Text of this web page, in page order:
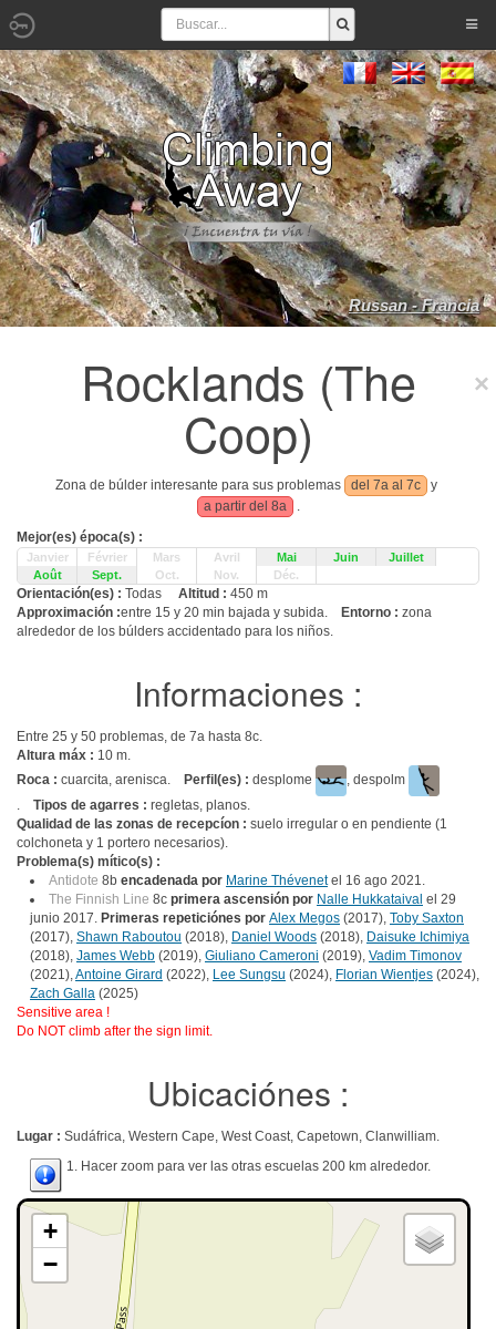
Russan - Francia
Rocklands (The
Coop)
Zona de búlder interesante para sus problemas del 7a al 7c
y
a partir del 8a
.
Mejor(es) época(s) :
Janvier Février Mars Avril Mai Juin
Juillet
Août
Sept. Oct. Nov. Déc.
Orientación(es) : Todas Altitud : 450 m
Approximación :entre 15 y 20 min bajada y subida. Entorno : zona
alrededor de los búlders accidentado para los niños.
Informaciones :
Entre 25 y 50 problemas, de 7a hasta 8c.
Altura máx : 10 m.
Roca : cuarcita, arenisca. Perfil(es) : desplome
, despolm
. Tipos de agarres : regletas, planos.
Qualidad de las zonas de recepcíon : suelo irregular o en pendiente (1
colchoneta y 1 portero necesarios).
Problema(s) mítico(s) :
Antidote 8b encadenada por Marine Thévenetel 16 ago 2021.
The Finnish Line 8c primera ascensión por Nalle Hukkataival el 29
junio 2017. Primeras repeticiónes por Alex Megos (2017), Toby Saxton
(2017), Shawn Raboutou (2018), Daniel Woods (2018), Daisuke Ichimiya
(2018), James Webb (2019), Giuliano Cameroni (2019), Vadim Timonov
(2021),Antoine Girard (2022), Lee Sungsu (2024), Florian Wientjes (2024),
Zach Galla (2025)
Sensitive area !
Do NOT climb after the sign limit.
Ubicaciónes :
Lugar : Sudáfrica, Western Cape, West Coast, Capetown, Clanwilliam.
1. Hacer zoom para ver las otras escuelas 200 km alrededor.
+
−